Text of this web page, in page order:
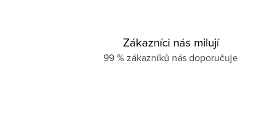
Zákazníci nás milují
99 % zákazníků nás doporučuje